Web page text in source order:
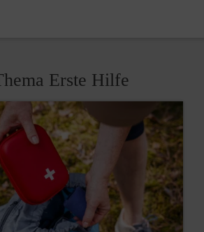
Erste Hilfe